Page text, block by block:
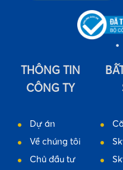
THÔNG TIN
CÔNG TY
Dự án
Về chúng tôi
Chủ đầu tư